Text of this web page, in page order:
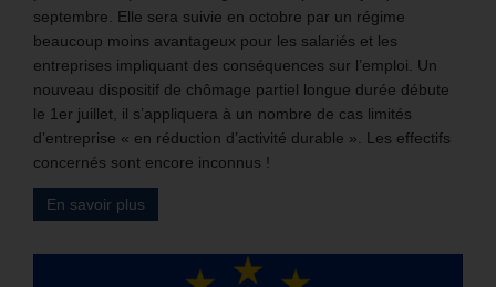
septembre. Elle sera suivie en octobre par un régime
beaucoup moins avantageux pour les salariés et les
entreprises impliquant des conséquences sur l’emploi. Un
nouveau dispositif de chômage partiel longue durée débute
le 1er juillet, il s’appliquera à un nombre de cas limités
d’entreprise « en réduction d’activité durable ». Les effectifs
concernés sont encore inconnus !
En savoir plus